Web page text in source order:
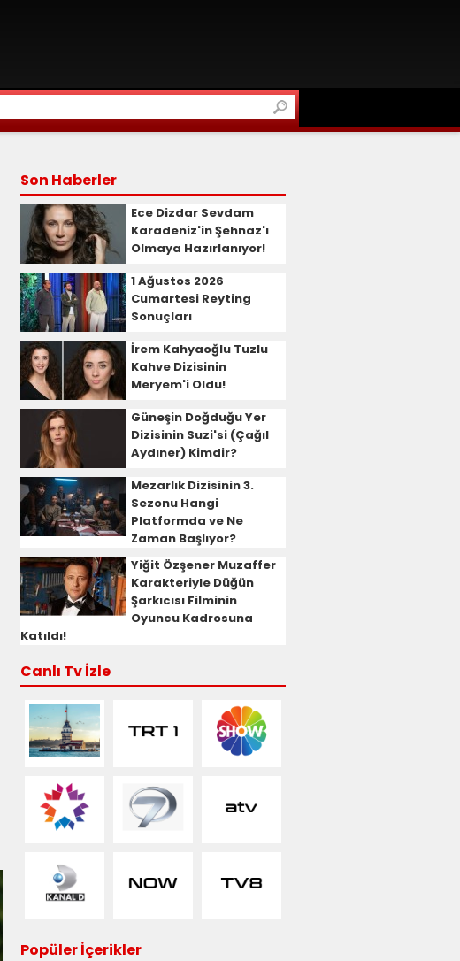
Son Haberler
Ece Dizdar Sevdam
Karadeniz'in Şehnaz'ı
Olmaya Hazırlanıyor!
1 Ağustos 2026
Cumartesi Reyting
Sonuçları
İrem Kahyaoğlu Tuzlu
Kahve Dizisinin
Meryem'i Oldu!
Güneşin Doğduğu Yer
Dizisinin Suzi'si (Çağıl
Aydıner) Kimdir?
Mezarlık Dizisinin 3.
Sezonu Hangi
Platformda ve Ne
Zaman Başlıyor?
Yiğit Özşener Muzaffer
Karakteriyle Düğün
Şarkıcısı Filminin
Oyuncu Kadrosuna
Katıldı!
Canlı Tv İzle
Popüler İçerikler